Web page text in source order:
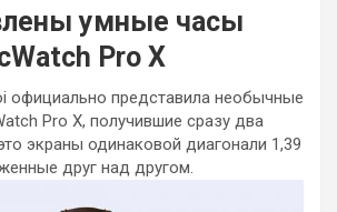
умные часы
Pro X
официально представила необычные
Pro X, получившие сразу два
экраны одинаковой диагонали 1,39
друг над другом.